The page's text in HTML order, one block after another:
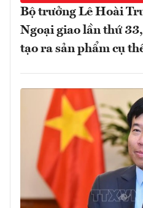
Bộ trưởng Lê Hoài
Ngoại giao lần thứ
tạo ra sản phẩm cụ